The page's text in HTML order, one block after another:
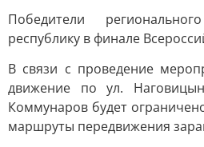
Победители
республику в финале
В связи с проведение
движение по ул.
Коммунаров будет
маршруты передвижения